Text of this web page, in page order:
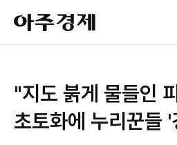
아
주
경
"지도 붉게 물들인
초토화에 누리꾼들 '